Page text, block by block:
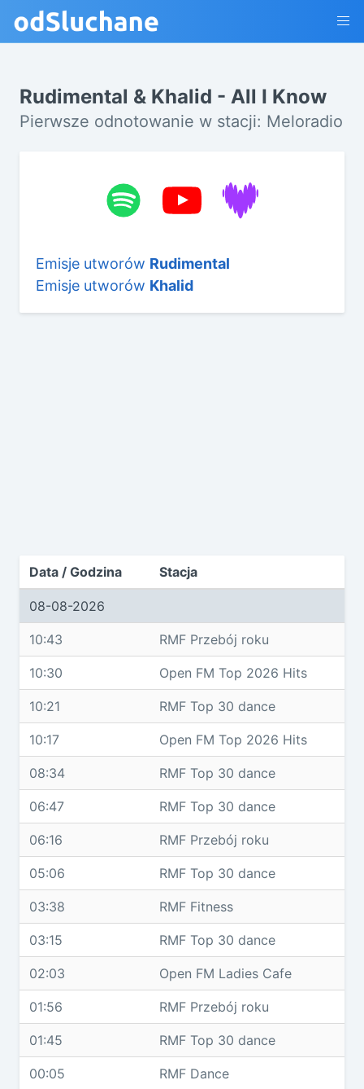
Rudimental & Khalid - All I Know
Pierwsze odnotowanie w stacji: Meloradio
Emisje utworów Rudimental
Emisje utworów Khalid
Data / Godzina Stacja
08-08-2026
10:43 RMF Przebój roku
10:30 Open FM Top 2026 Hits
10:21 RMF Top 30 dance
10:17 Open FM Top 2026 Hits
08:34 RMF Top 30 dance
06:47 RMF Top 30 dance
06:16 RMF Przebój roku
05:06 RMF Top 30 dance
03:38 RMF Fitness
03:15 RMF Top 30 dance
02:03 Open FM Ladies Cafe
01:56 RMF Przebój roku
01:45 RMF Top 30 dance
00:05 RMF Dance